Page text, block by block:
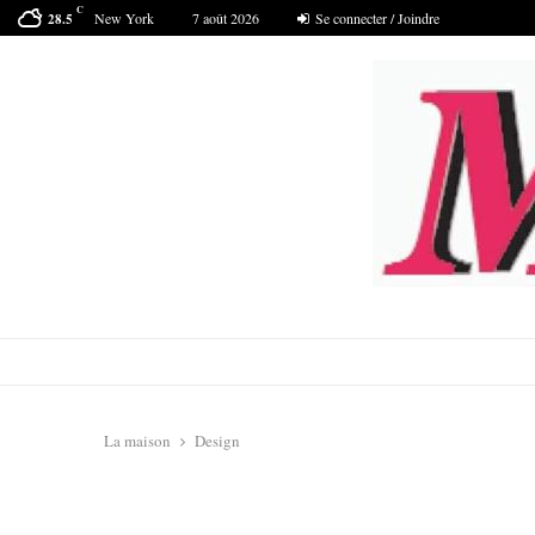
28.5 C New York 7 août 2026 Se connecter / Joindre
La maison Design